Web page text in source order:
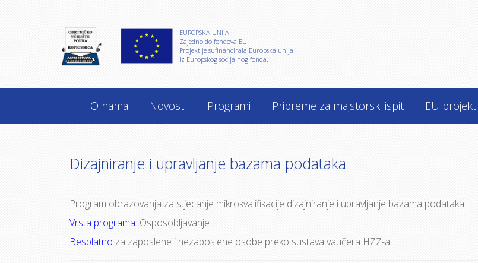
EUROPSKA UNIJA
Zajedno do fondova EU
Projekt je sufinancirala Europska unija
iz Europskog socijalnog fonda.
O nama Novosti Programi Pripreme za majstorski ispit EU projekti
Dizajniranje i upravljanje bazama podataka
Program obrazovanja za stjecanje mikrokvalifikacije dizajniranje i upravljanje bazama podataka
Vrsta programa: Osposobljavanje
Besplatno za zaposlene i nezaposlene osobe preko sustava vaučera HZZ-a